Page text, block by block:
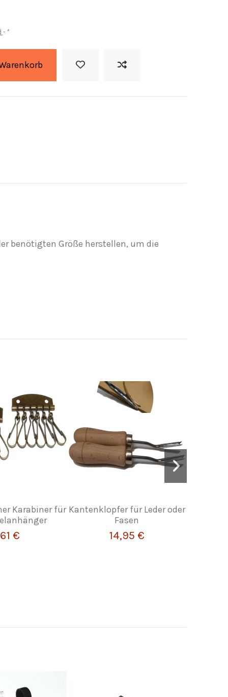
*
benötigten Größe herstellen, um die
Karabiner für
€
Kantenklopfer für Leder oder
Fasen
14,95 €